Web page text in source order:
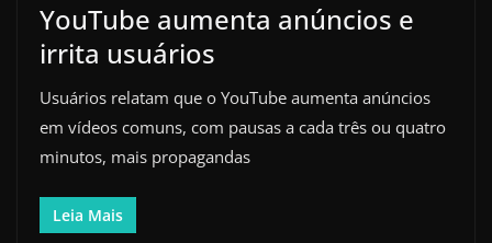
YouTube aumenta anúncios e
irrita usuários
Usuários relatam que o YouTube aumenta anúncios
em vídeos comuns, com pausas a cada três ou quatro
minutos, mais propagandas
Leia Mais